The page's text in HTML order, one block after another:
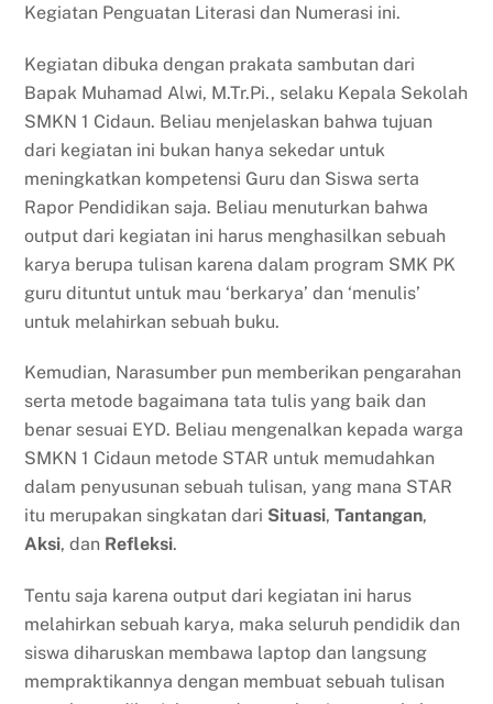
Kegiatan Penguatan Literasi dan Numerasi ini.
Kegiatan dibuka dengan prakata sambutan dari
Bapak Muhamad Alwi, M.Tr.Pi., selaku Kepala Sekolah
SMKN 1 Cidaun. Beliau menjelaskan bahwa tujuan
dari kegiatan ini bukan hanya sekedar untuk
meningkatkan kompetensi Guru dan Siswa serta
Rapor Pendidikan saja. Beliau menuturkan bahwa
output dari kegiatan ini harus menghasilkan sebuah
karya berupa tulisan karena dalam program SMK PK
guru dituntut untuk mau ‘berkarya’ dan ‘menulis’
untuk melahirkan sebuah buku.
Kemudian, Narasumber pun memberikan pengarahan
serta metode bagaimana tata tulis yang baik dan
benar sesuai EYD. Beliau mengenalkan kepada warga
SMKN 1 Cidaun metode STAR untuk memudahkan
dalam penyusunan sebuah tulisan, yang mana STAR
itu merupakan singkatan dari Situasi,Tantangan,
Aksi, dan Refleksi.
Tentu saja karena output dari kegiatan ini harus
melahirkan sebuah karya, maka seluruh pendidik dan
siswa diharuskan membawa laptop dan langsung
mempraktikannya dengan membuat sebuah tulisan